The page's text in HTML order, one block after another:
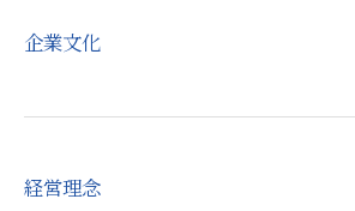
企業文化
経営理念